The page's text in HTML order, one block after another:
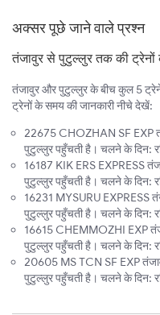
अक्सर पूछे जाने वाले प्रश्न
तंजावुर से पुटुल्लुर तक की ट्रेनों
तंजावुर और पुटुल्लुर के बीच कुल 5
ट्रेनों के समय की जानकारी नीचे देखें:
22675 CHOZHAN SF EXP
पुटुल्लुर पहुँचती है। चलने के दिन:
16187 KIK ERS EXPRESS
पुटुल्लुर पहुँचती है। चलने के दिन:
16231 MYSURU EXPRESS
पुटुल्लुर पहुँचती है। चलने के दिन:
16615 CHEMMOZHI EXP
पुटुल्लुर पहुँचती है। चलने के दिन:
20605 MS TCN SF EXP
पुटुल्लुर पहुँचती है। चलने के दिन: